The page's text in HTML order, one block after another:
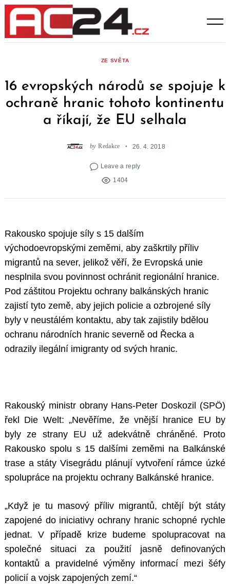
Skip
content
ZE SVĚTA
16 evropských národů se spojuje k
ochraně hranic tohoto kontinentu
a říkají, že EU selhala
by Redakce 26. 4. 2018
Leave a reply
1404
Rakousko spojuje síly s 15 dalším
východoevropskými zeměmi, aby zaškrtily příliv
migrantů na sever, jelikož věří, že Evropská unie
nesplnila svou povinnost ochránit regionální hranice.
Pod záštitou Projektu ochrany balkánských hranic
zajistí tyto země, aby jejich policie a ozbrojené síly
byly v neustálém kontaktu, aby tak zajistily bdělou
ochranu národních hranic severně od Řecka a
odrazily ilegální imigranty od svých hranic.
Rakouský ministr obrany Hans-Peter Doskozil (SPÖ)
řekl Die Welt: „Nevěříme, že vnější hranice EU by
byly ze strany EU už adekvátně chráněné. Proto
Rakousko spolu s 15 dalšími zeměmi na Balkánské
trase a státy Visegrádu plánují vytvoření rámce úzké
spolupráce na projektu ochrany Balkánské hranice.
„Když je tu masový příliv migrantů, chtějí být státy
zapojené do iniciativy ochrany hranic schopné rychle
jednat. V případě krize budeme spolupracovat na
společné situaci za použití jasně definovaných
kontaktů a pravidelné výměny informací mezi šéfy
policií a vojsk zapojených zemí.“